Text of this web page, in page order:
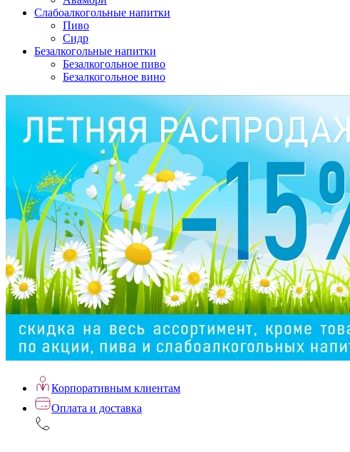
Слабоалкогольные напитки
Пиво
Сидр
Безалкогольные напитки
Безалкогольное пиво
Безалкогольное вино
Корпоративным клиентам
Оплата и доставка